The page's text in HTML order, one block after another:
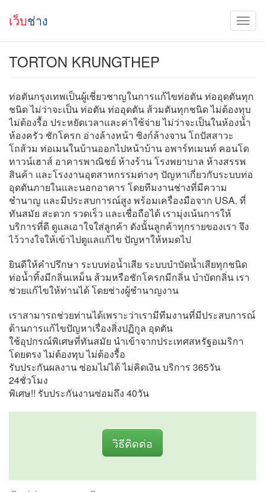
เว็บช่าง
TORTON KRUNGTHEP
ท่อตันกรุงเทพเป็นผู้เชี่ยวชาญในการแก้ไขท่อตัน ท่ออุดตันทุก
ชนิด ไม่ว่าจะเป็น ท่อตัน ท่ออุดตัน ส้วมตันทุกชนิด ไม่ต้องทุบ
ไม่ต้องรื้อ ประหยัดเวลาและค่าใช้จ่าย ไม่ว่าจะเป็นในห้องน้ำ
ห้องครัว ชักโครก อ่างล้างหน้า ซิงก์ล้างจาน โถปัสสาวะ
โถส้วม ท่อเมนในบ้านออกไปหน้าบ้าน อพาร์ทเมนท์ คอนโด
ทาวน์เฮาส์ อาคารพาณิชย์ ห้างร้าน โรงพยาบาล ห้างสรรพ
สินค้า และโรงงานอุตสาหกรรมต่างๆ ปัญหาเกี่ยวกับระบบท่อ
อุดตันภายในและนอกอาคาร โดยทีมงานช่างที่มีความ
ชำนาญ และมีประสบการณ์สูง พร้อมเครื่องมือจาก USA. ที่
ทันสมัย สะดวก รวดเร็ว และเชื่อถือได้ เรามุ่งเน้นการให้
บริการที่ดี ดูแลเอาใจใส่ลูกค้า ดังนั้นลูกค้าทุกรายของเรา จึง
ไว้วางใจให้เข้าไปดูแลแก้ไข ปัญหาให้หมดไป
ยินดีให้คำปรึกษา ระบบท่อน้ำเสีย ระบบบำบัดน้ำเสียทุกชนิด
ท่อน้ำทิ้งมีกลิ่นเหม็น ส้วมหรือชักโครกมีกลิ่น บำบัดกลิ่น เรา
ช่วยแก้ไขให้ท่านได้ โดยช่างผู้ชำนาญงาน
เราสามารถช่วยท่านได้เพราะว่าเรามีทีมงานที่มีประสบการณ์
ด้านการแก้ไขปัญหาเรื่องสิ่งปฏิกูล อุดตัน
ใช้อุปกรณ์พิเศษที่ทันสมัย นำเข้าจากประเทศสหรัฐอเมริกา
โดยตรง ไม่ต้องทุบ ไม่ต้องรื้อ
รับประกันผลงาน ซ่อมไม่ได้ ไม่คิดเงิน บริการ 365วัน
24ชั่วโมง
พิเศษ!! รับประกันงานซ่อมถึง 40วัน
วิธีติดต่อ